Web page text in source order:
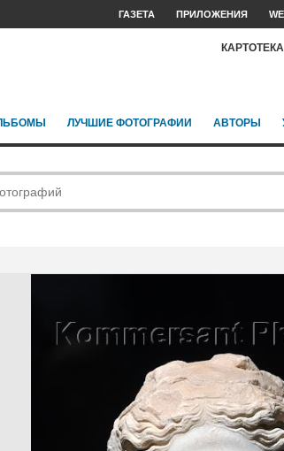
ГАЗЕТА ПРИЛОЖЕНИЯ
КАРТОТЕКА
ЛУЧШИЕ ФОТОГРАФИИ АВТОРЫ